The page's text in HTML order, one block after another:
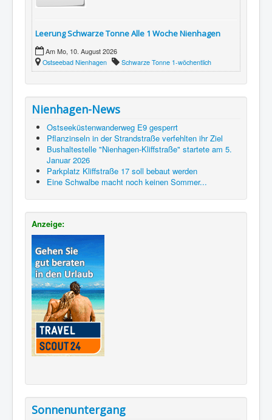
Leerung Schwarze Tonne Alle 1 Woche Nienhagen
Am Mo, 10. August 2026
Ostseebad Nienhagen
Schwarze Tonne 1-wöchentlich
Nienhagen-News
Ostseeküstenwanderweg E9 gesperrt
Pflanzinseln in der Strandstraße verfehlten ihr Ziel
Bushaltestelle "Nienhagen-Kliffstraße" startete am 5.
Januar 2026
Parkplatz Kliffstraße 17 soll bebaut werden
Eine Schwalbe macht noch keinen Sommer...
Anzeige:
Sonnenuntergang